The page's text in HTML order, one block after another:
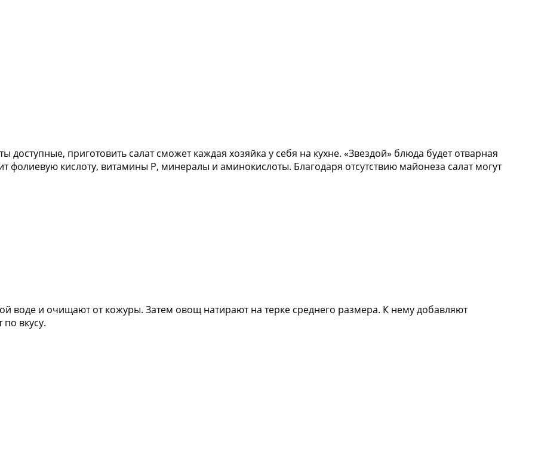
доступные, приготовить салат сможет каждая хозяйка у себя на кухне. «Звездой» блюда будет отварная
фолиевую кислоту, витамины P, минералы и аминокислоты. Благодаря отсутствию майонеза салат могут
воде и очищают от кожуры. Затем овощ натирают на терке среднего размера. К нему добавляют
вкусу.